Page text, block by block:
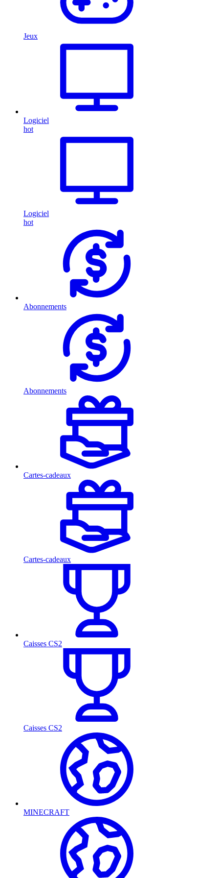
Jeux
Logiciel
hot
Logiciel
hot
Abonnements
Abonnements
Cartes-cadeaux
Cartes-cadeaux
Caisses CS2
Caisses CS2
MINECRAFT